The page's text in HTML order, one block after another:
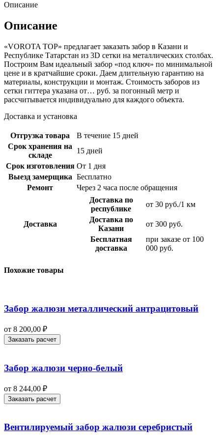
Описание
Описание
«VOROTA TOP» предлагает заказать забор в Казани и
Республике Татарстан из 3D сетки на металлических столбах.
Построим Вам идеальный забор «под ключ» по минимальной
цене и в кратчайшие сроки. Даем длительную гарантию на
материалы, конструкции и монтаж. Стоимость заборов из
сетки гиттера указана от… руб. за погонный метр и
рассчитывается индивидуально для каждого объекта.
Доставка и установка
Отгрузка товара
В течение 15 дней
Срок хранения на
складе
15 дней
Срок изготовления От 1 дня
Выезд замерщика Бесплатно
Ремонт
Через 2 часа после обращения
Доставка
Доставка по
республике
от 30 руб./1 км
Доставка по
Казани
от 300 руб.
Бесплатная
доставка
при заказе от 100
000 руб.
Похожие товары
Забор жалюзи металлический антрацитовый
от 8 200,00 ₽
Заказать расчет
Забор жалюзи черно-белый
от 8 244,00 ₽
Заказать расчет
Вентилируемый забор жалюзи серебристый